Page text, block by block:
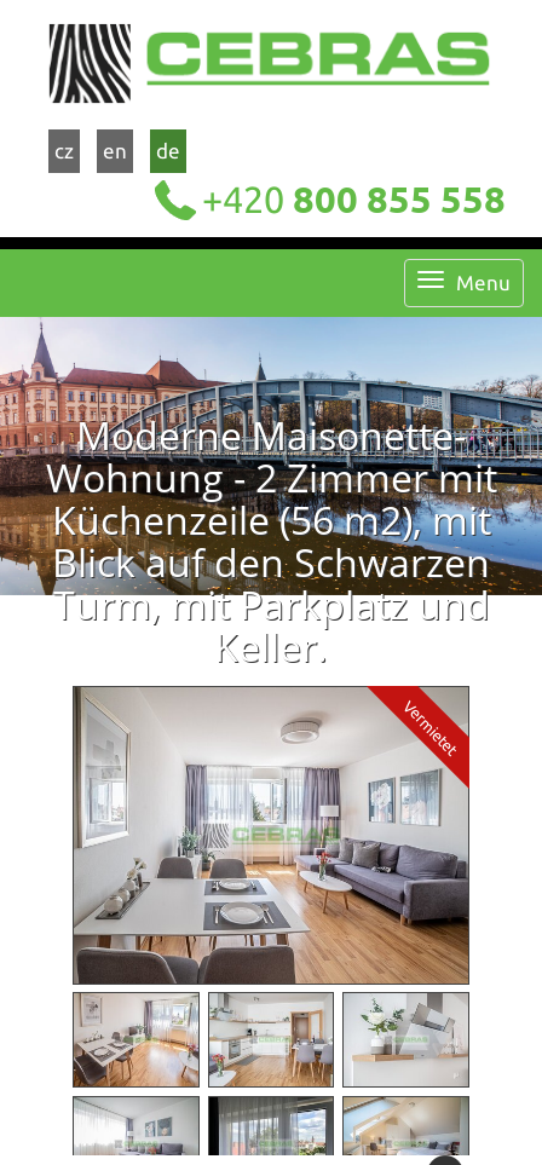
cz en de
+420 800 855 558
Menu
Moderne Maisonette-
Wohnung - 2 Zimmer mit
Küchenzeile (56 m2), mit
Blick auf den Schwarzen
Turm, mit Parkplatz und
Keller.